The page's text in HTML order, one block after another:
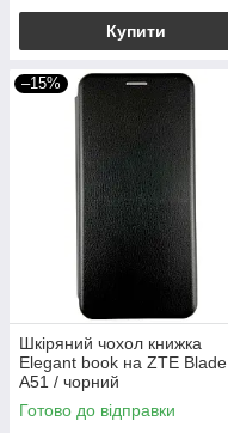
Купити
–15%
Шкіряний чохол книжка
Elegant book на ZTE Blade
A51 / чорний
Готово до відправки